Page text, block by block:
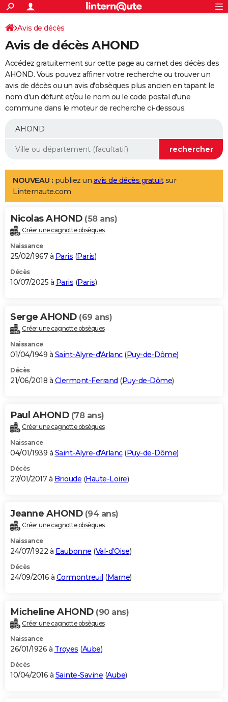
ACTUALITÉS
Politique
Société
Faits Divers
Education
Monde
Villes
+
SPORT
Coupe du monde 2026
Football
Tennis
Cyclisme
Rugby
Forum
Programme TV
TNT
Streaming
Cinéma
Sorties cinéma
Musique
+
FINANCE
Retraite
Epargne
Immobilier
Risques naturels par ville
Banque
Assurance
AUTO
Essais
Réserver un essai
Citadines
Berlines
SUV
Forum auto
+
Mobiles
Meilleur smartphone
Internet
Ordinateurs
Jeux vidéo
Guide high-tech
Aménagement intérieur
LIFESTYLE
Art de vivre
Bien-être
Loisirs
Mode
Modes de vie
Alimentation
Guide de la santé
Maladies
Médicaments
Sommeil
VOYAGE
Destinations
City break
Voyage nature
Voyage de noces
Forum
Climat
+PHOTO
GUIDES D'ACHAT
BONS PLANS
Carte de Noël
Carte Bonne année
Carte Saint-Valentin
Carte Pâques
Carte d'anniversaire
DICTIONNAIRE
Dictionnaire
Biographies
Citations
Expressions
Proverbes
PROGRAMME TV
S'inscrire
Se connecter
Lycées
Collèges
Primaires
Universités
Entreprises
Service militaire
Avis de recherche
AVIS DE DÉCÈS
Bricolage
Lifestyle
Culture
Sport
Auto
Television
Voyage
Cinema
Avis de décès
Avis de décès AHOND
Accédez gratuitement sur cette page au carnet des décès des
AHOND. Vous pouvez affiner votre recherche ou trouver un
avis de décès ou un avis d'obsèques plus ancien en tapant le
nom d'un défunt et/ou le nom ou le code postal d'une
commune dans le moteur de recherche ci-dessous.
NOUVEAU : publiez un avis de décès gratuitsur
Linternaute.com
Nicolas AHOND (58 ans)
Créer une cagnotte obsèques
Naissance
25/02/1967 à Paris (Paris)
Décès
10/07/2025 à Paris (Paris)
Serge AHOND (69 ans)
Créer une cagnotte obsèques
Naissance
01/04/1949 à Saint-Alyre-d'Arlanc(Puy-de-Dôme)
Décès
21/06/2018 à Clermont-Ferrand (Puy-de-Dôme)
Paul AHOND (78 ans)
Créer une cagnotte obsèques
Naissance
04/01/1939 à Saint-Alyre-d'Arlanc(Puy-de-Dôme)
Décès
27/01/2017 à Brioude (Haute-Loire)
Jeanne AHOND (94 ans)
Créer une cagnotte obsèques
Naissance
24/07/1922 à Eaubonne (Val-d'Oise)
Décès
24/09/2016 à Cormontreuil (Marne)
Micheline AHOND (90 ans)
Créer une cagnotte obsèques
Naissance
26/01/1926 à Troyes (Aube)
Décès
10/04/2016 à Sainte-Savine (Aube)